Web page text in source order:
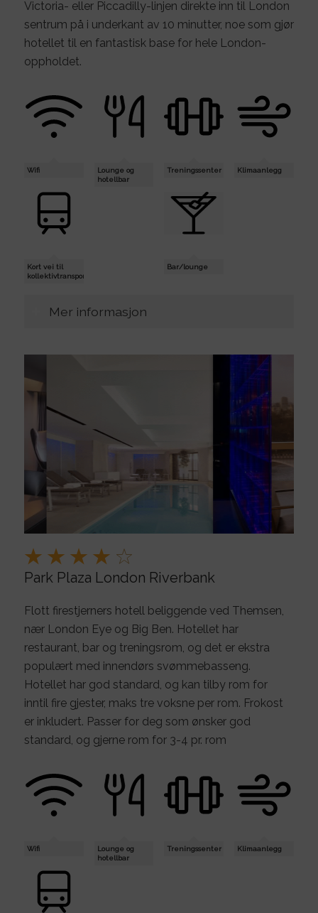
Victoria- eller Piccadilly-linjen direkte inn til London
sentrum på i underkant av 10 minutter, noe som gjør
hotellet til en fantastisk base for hele London-
oppholdet.
Wifi
Lounge og
hotellbar
Treningssenter Klimaanlegg
Kort vei til
kollektivtransport
Bar/lounge
Mer informasjon
Park Plaza London Riverbank
Flott firestjerners hotell beliggende ved Themsen,
nær London Eye og Big Ben. Hotellet har
restaurant, bar og treningsrom, og det er ekstra
populært med innendørs svømmebasseng.
Hotellet har god standard, og kan tilby rom for
inntil fire gjester, maks tre voksne per rom. Frokost
er inkludert. Passer for deg som ønsker god
standard, og gjerne rom for 3-4 pr. rom
Wifi
Lounge og
hotellbar
Treningssenter Klimaanlegg